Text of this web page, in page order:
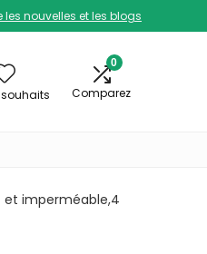
les nouvelles et les blogs
0
Comparez
et imperméable,4